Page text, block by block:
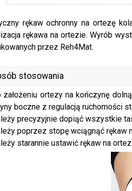
rękaw ochronny na ortezę
rękawa na ortezie. Wyrób
przez Reh4Mat.
stosowania
założeniu ortezy na kończynę
boczne z regulacją ruchomości
precyzyjnie dopiąć wszystkie
poprzez stopę wciągnąć rękaw
starannie ustawić rękaw na